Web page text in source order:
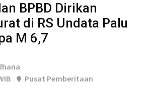
BPBD Dirikan
di RS Undata Palu
M 6,7
Pusat Pemberitaan